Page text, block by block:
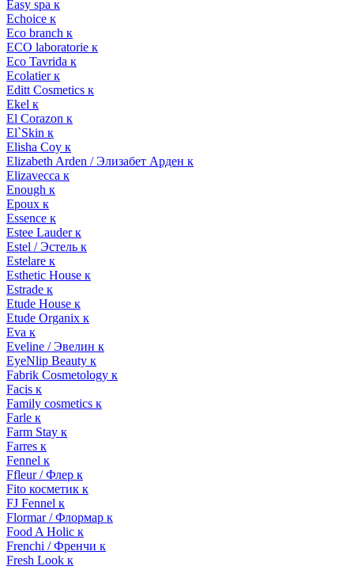
Easy spa к
Echoice к
Eco branch к
ECO laboratorie к
Eco Tavrida к
Ecolatier к
Editt Cosmetics к
Ekel к
El Corazon к
El`Skin к
Elisha Coy к
Elizabeth Arden / Элизабет Арден к
Elizavecca к
Enough к
Epoux к
Essence к
Estee Lauder к
Estel / Эстель к
Estelare к
Esthetic House к
Estrade к
Etude House к
Etude Organix к
Eva к
Eveline / Эвелин к
EyeNlip Beauty к
Fabrik Cosmetology к
Facis к
Family cosmetics к
Farle к
Farm Stay к
Farres к
Fennel к
Ffleur / Флер к
Fito косметик к
FJ Fennel к
Flormar / Флормар к
Food A Holic к
Frenchi / Френчи к
Fresh Look к